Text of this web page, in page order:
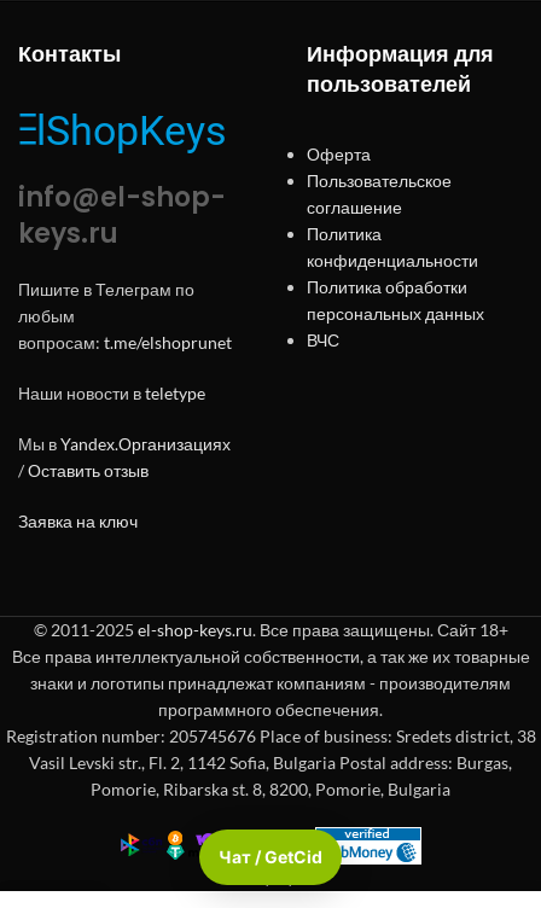
Контакты
info@el-shop-
keys.ru
Пишите в Телеграм по
любым
вопросам: t.me/elshoprunet
Наши новости вteletype
Мы вYandex.Организациях
/Оставить отзыв
Заявка на ключ
Информация для
пользователей
Оферта
Пользовательское
соглашение
Политика
конфиденциальности
Политика обработки
персональных данных
ВЧС
© 2011-2025 el-shop-keys.ru. Все права защищены. Сайт 18+
Все права интеллектуальной собственности, а так же их товарные
знаки и логотипы принадлежат компаниям - производителям
программного обеспечения.
Registration number: 205745676 Place of business: Sredets district, 38
Vasil Levski str., Fl. 2, 1142 Sofia, Bulgaria Postal address: Burgas,
Pomorie, Ribarska st. 8, 8200, Pomorie, Bulgaria
Чат / GetCid